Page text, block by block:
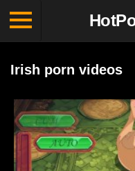
Irish porn videos